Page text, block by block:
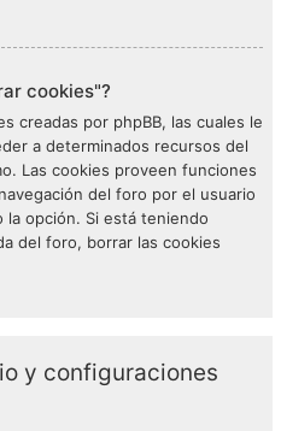
cookies"?
creadas por phpBB, las cuales le
a determinados recursos del
Las cookies proveen funciones
del foro por el usuario
la opción. Si está teniendo
del foro, borrar las cookies
y configuraciones